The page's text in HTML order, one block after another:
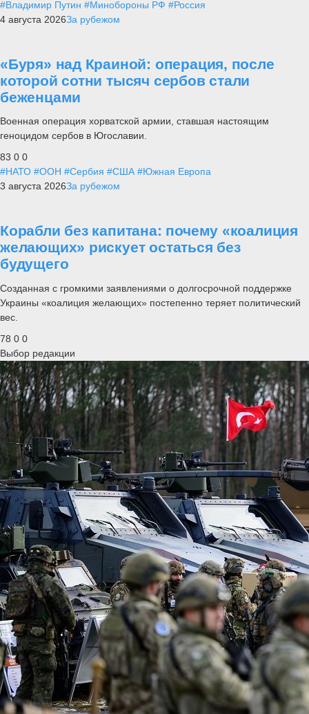
#Владимир Путин #Минобороны РФ #Россия
4 августа 2026За рубежом
«Буря» над Краиной: операция, после
которой сотни тысяч сербов стали
беженцами
Военная операция хорватской армии, ставшая настоящим
геноцидом сербов в Югославии.
83 0 0
#НАТО #ООН #Сербия #США #Южная Европа
3 августа 2026За рубежом
Корабли без капитана: почему «коалиция
желающих» рискует остаться без
будущего
Созданная с громкими заявлениями о долгосрочной поддержке
Украины «коалиция желающих» постепенно теряет политический
вес.
78 0 0
Выбор редакции